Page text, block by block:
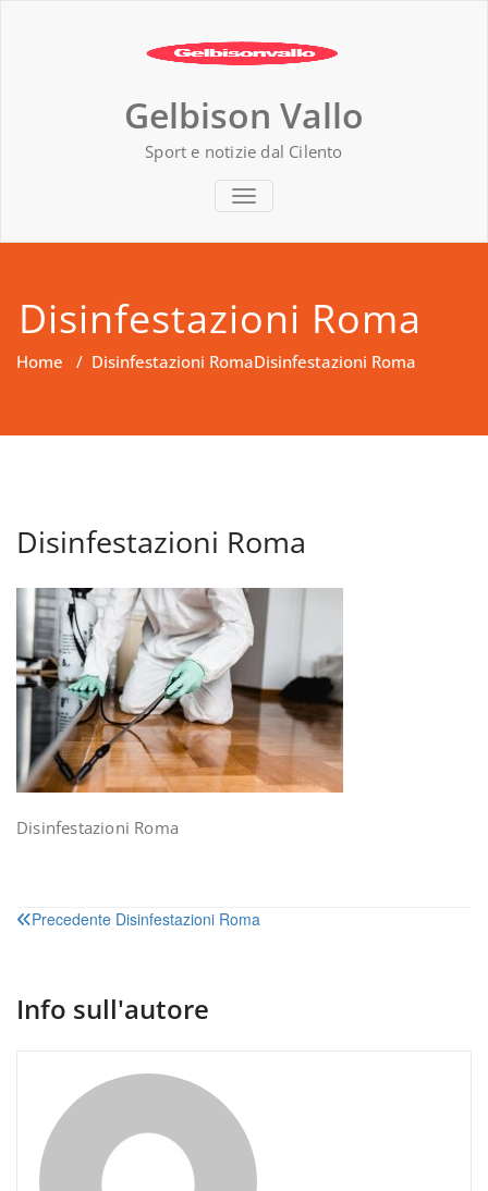
Gelbison Vallo
Sport e notizie dal Cilento
MOSTRA O NASCONDI LA
Disinfestazioni Roma
Home / Disinfestazioni RomaDisinfestazioni Roma
Disinfestazioni Roma
Disinfestazioni Roma
Navigazione
Precedente Disinfestazioni Roma
Info sull'autore